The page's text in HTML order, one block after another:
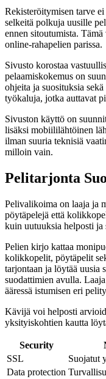
Rekisteröitymisen tarve
selkeitä polkuja uusille
ennen sitoutumista.
online-rahapelien parissa.
Sivusto korostaa
pelaamiskokemus on
ohjeita ja suosituksia
työkaluja, jotka auttavat
Sivuston käyttö on
lisäksi mobiililähtöinen
ilman suuria teknisiä
milloin vain.
Pelitarjonta
Pelivalikoima on laaja ja
pöytäpelejä että
kuin uutuuksia helposti ja
Pelien kirjo kattaa
kolikkopelit, pöytäpelit
tarjontaan ja löytää uusia
suodattimien avulla.
ääressä istumisen eri
Kävijä voi helposti
yksityiskohtien kautta
Security
SSL
Suojatut
Data protection